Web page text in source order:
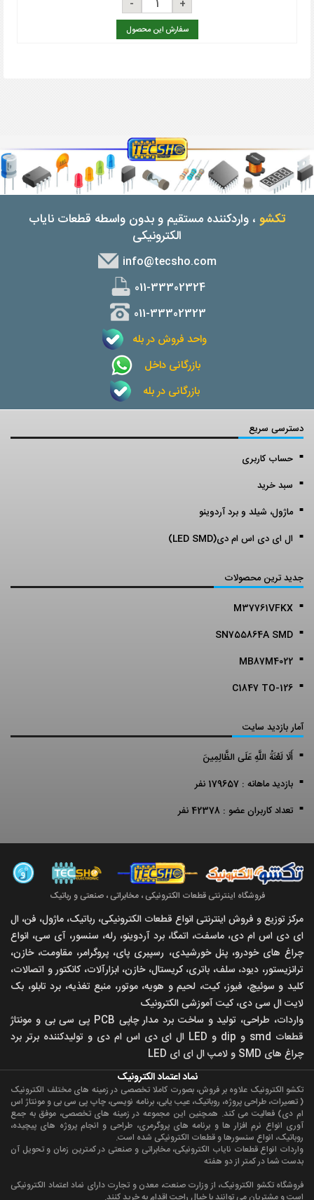
سفارش این محصول
تکشو ، واردکننده مستقیم و بدون واسطه قطعات نایاب
الکترونیکی
info@tecsho.com
011-33302324
011-33302323
واحد فروش در بله
بازرگانی داخل
بازرگانی در بله
دسترسی سریع
حساب کاربری
سبد خرید
ماژول، شیلد و برد آردوینو
ال ای دی اس ام دی(LED SMD)
جدید ترین محصولات
M37761VFKX
SN755864A SMD
MB87M4022
C1847 TO-126
آمار بازدید سایت
أَلَا لَعْنَةُ اللَّهِ عَلَى الظَّالِمِينَ
بازدید ماهانه : 179657 نفر
تعداد کاربران عضو : 42378 نفر
فروشگاه اینترنتی قطعات الکترونیکی ، مخابراتی ، صنعتی و رباتیک
مرکز توزیع و فروش اینترنتی انواع قطعات الکترونیکی، رباتیک، ماژول، فن، ال
ای دی اس ام دی، ماسفت، اتمگا، برد آردوینو، رله، سنسور، آی سی، انواع
چراغ های خودرو، پنل خورشیدی، رسپبری پای، پروگرامر، مقاومت، خازن،
ترانزیستور، دیود، سلف، باتری، کریستال، خازن، ابزارآلات، کانکتور و اتصالات،
کلید و سوئیچ، فیوز، کیت، لحیم و هویه، موتور، منبع تغذیه، برد تابلو، بک
لایت ال سی دی، کیت آموزشی الکترونیک
واردات، طراحی، تولید و ساخت برد مدار چاپی PCB پی سی بی و مونتاژ
قطعات smd و dip و LED ال ای دی اس ام دی و تولیدکننده برتر برد
چراغ های SMD و لامپ ال ای ای LED
نماد اعتماد الکترونیک
تکشو الکترونیک علاوه بر فروش، بصورت کاملا تخصصی در زمينه های مختلف الکترونيک
( تعميرات، طراحی پروژه، روباتيک، عیب یابی، برنامه نویسی، چاپ پی سی بی و مونتاژ اس
ام دی) فعالیت می کند. همچنين اين مجموعه در زمينه های تخصصی، موفق به جمع
آوری انواع نرم افزار ها و برنامه های پروگرمری، طراحی و انجام پروژه های پیچیده،
روباتيک، انواع سنسورها و قطعات الکترونيکی شده است.
واردات انواع قطعات ناياب الکترونيکی، مخابراتی و صنعتی در کمترين زمان و تحویل آن
بدست شما در کمتر از دو هفته
فروشگاه تکشو الکترونیک، از وزارت صنعت، معدن و تجارت دارای نماد اعتماد الکترونیکی
است و مشتریان می توانند با خیال راحت اقدام به خرید کنند.